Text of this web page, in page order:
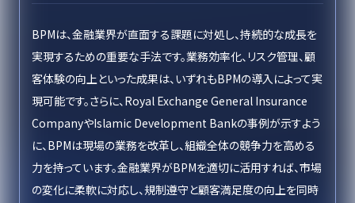
BPMは、金融業界が直面する課題に対処し、持続的な成長を
実現するための重要な手法です。業務効率化、リスク管理、顧
客体験の向上といった成果は、いずれもBPMの導入によって実
現可能です。さらに、Royal Exchange General Insurance
CompanyやIslamic Development Bankの事例が示すよう
に、BPMは現場の業務を改革し、組織全体の競争力を高める
力を持っています。金融業界がBPMを適切に活用すれば、市場
の変化に柔軟に対応し、規制遵守と顧客満足度の向上を同時